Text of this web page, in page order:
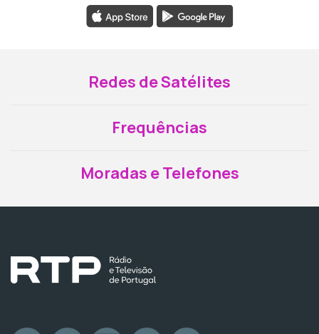
Redes de Satélites
Frequências
Moradas e Telefones